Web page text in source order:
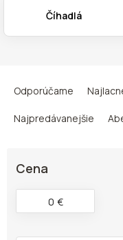
Číhadlá
e
Odporúčame
Najpredávanejšie
Cena
€
0